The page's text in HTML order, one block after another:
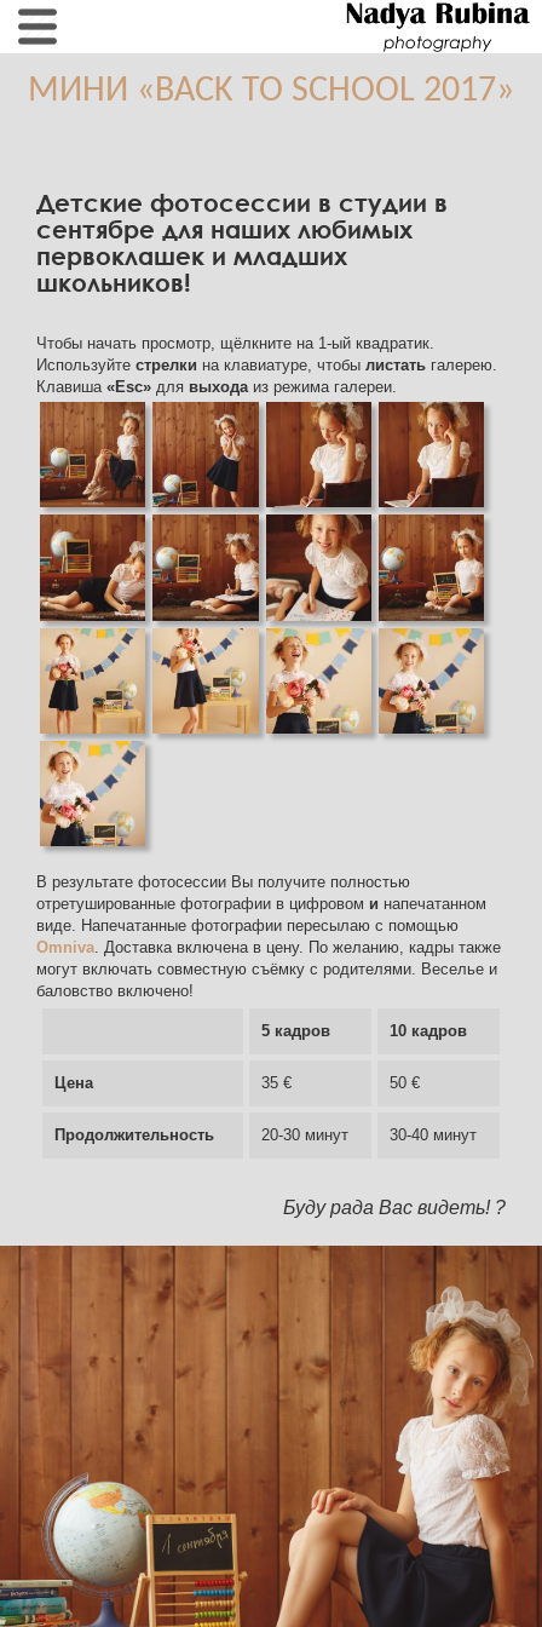
МИНИ «BACK TO SCHOOL 2017»
Детские фотосессии в студии в
сентябре для наших любимых
первоклашек и младших
школьников!
Чтобы начать просмотр, щёлкните на 1-ый квадратик.
Используйте стрелки на клавиатуре, чтобы листать галерею.
Клавиша «Esc» для выходаиз режима галереи.
В результате фотосессии Вы получите полностью
отретушированные фотографии в цифровом и напечатанном
виде. Напечатанные фотографии пересылаю с помощью
Omniva. Доставка включена в цену. По желанию, кадры также
могут включать совместную съёмку с родителями. Веселье и
баловство включено!
5 кадров 10 кадров
Цена 35 € 50 €
Продолжительность 20-30 минут 30-40 минут
Буду рада Вас видеть! ?